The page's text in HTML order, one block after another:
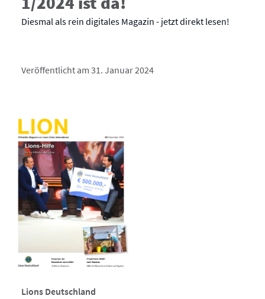
Diesmal als rein digitales Magazin - jetzt direkt lesen!
Veröffentlicht am 31. Januar 2024
Lions Deutschland